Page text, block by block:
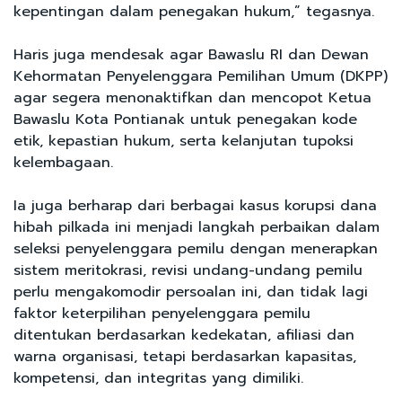
kepentingan dalam penegakan hukum,” tegasnya.
Haris juga mendesak agar Bawaslu RI dan Dewan
Kehormatan Penyelenggara Pemilihan Umum (DKPP)
agar segera menonaktifkan dan mencopot Ketua
Bawaslu Kota Pontianak untuk penegakan kode
etik, kepastian hukum, serta kelanjutan tupoksi
kelembagaan.
Ia juga berharap dari berbagai kasus korupsi dana
hibah pilkada ini menjadi langkah perbaikan dalam
seleksi penyelenggara pemilu dengan menerapkan
sistem meritokrasi, revisi undang-undang pemilu
perlu mengakomodir persoalan ini, dan tidak lagi
faktor keterpilihan penyelenggara pemilu
ditentukan berdasarkan kedekatan, afiliasi dan
warna organisasi, tetapi berdasarkan kapasitas,
kompetensi, dan integritas yang dimiliki.